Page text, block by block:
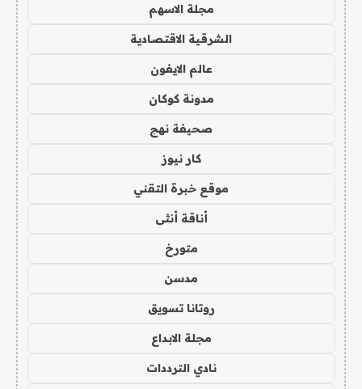
مجلة الاسهم
الشرقية الاقتصادية
عالم الايفون
مدونة كوكان
صحيفة نهج
كار نيوز
موقع خبرة التقني
أناقة أنثى
متورخ
مدسن
روتانا تسويق
مجلة الابداع
نادي الترددات